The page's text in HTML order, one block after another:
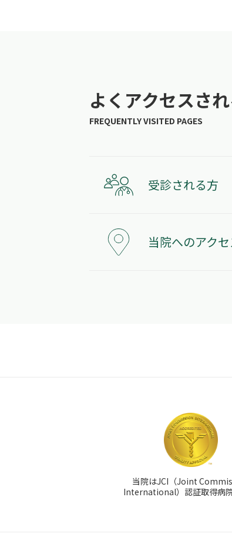
よくアクセスさ
受診される方
当院へのアクセ
当院はJCI（Joint
International）認証取得病院